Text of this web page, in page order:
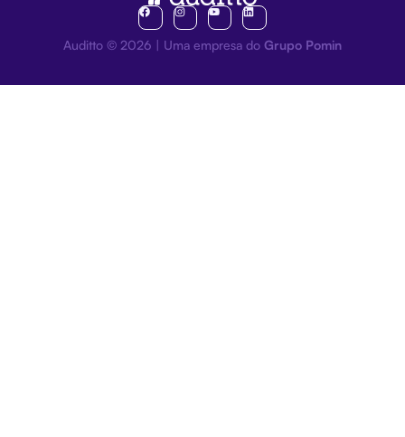
Auditto © 2026 | Uma empresa do Grupo Pomin